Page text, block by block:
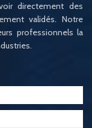
directement des
validés. Notre
professionnels la